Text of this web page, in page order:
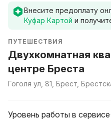
Внесите предоплату
Куфар Картой и
ПУТЕШЕСТВИЯ
Двухкомнатная
центре Бреста
Гоголя ул, 81, Брест,
Уровень работы в сервисе